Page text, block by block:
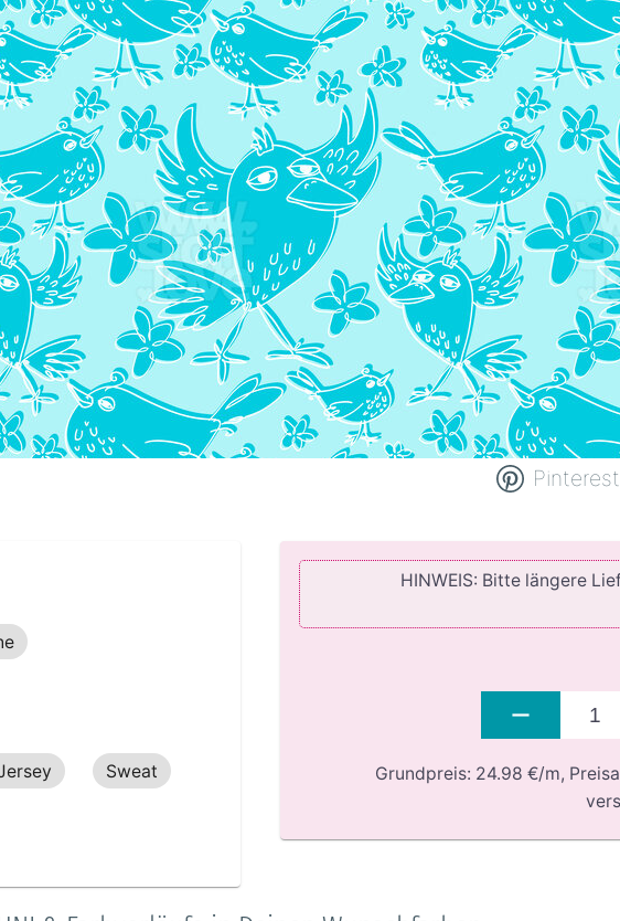
Pinterest
Sweat
HINWEIS: Bitte längere
Grundpreis: 24.98 €/m,